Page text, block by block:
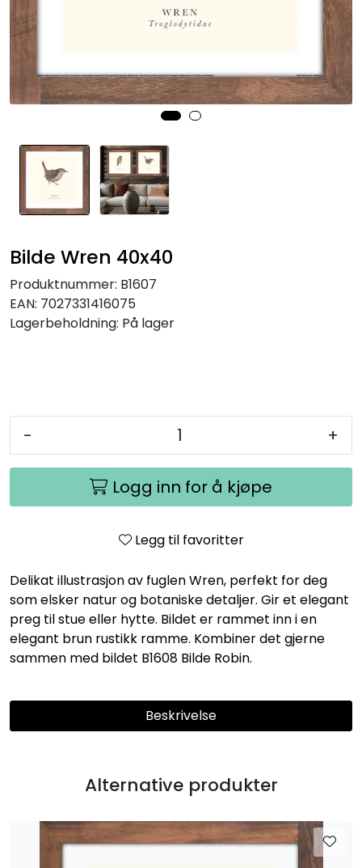
Bilde Wren 40x40
Produktnummer: B1607
EAN: 7027331416075
Lagerbeholdning: På lager
- +
Logg inn for å kjøpe
Legg til favoritter
Delikat illustrasjon av fuglen Wren, perfekt for deg
som elsker natur og botaniske detaljer. Gir et elegant
preg til stue eller hytte. Bildet er rammet inn i en
elegant brun rustikk ramme. Kombiner det gjerne
sammen med bildet B1608 Bilde Robin.
Beskrivelse
Alternative produkter
Speil
SOMMEROUTLET